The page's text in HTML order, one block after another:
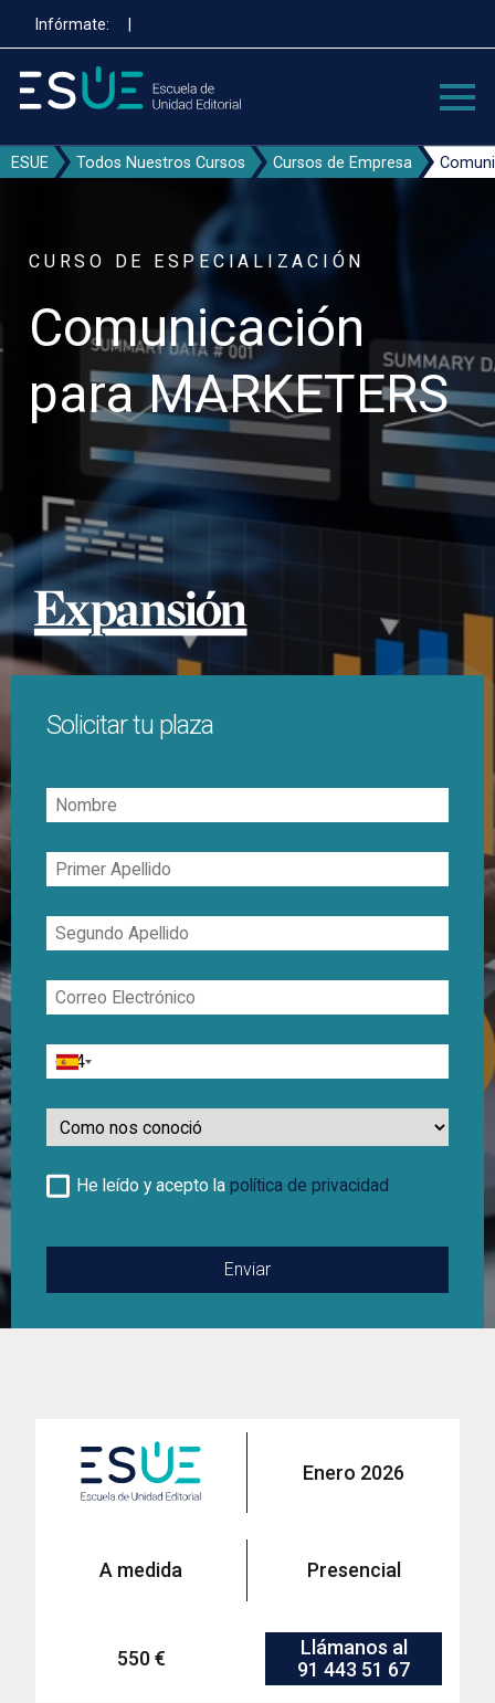
contenido
principal
Infórmate: |
ESUE Todos Nuestros Cursos Cursos de Empresa
CURSO DE ESPECIALIZACIÓN
Comunicación
para MARKETERS
Solicitar tu plaza
Nombre
Primer
Apellido
Segundo
Apellido
Correo
Electrónico
Teléfono
Como
nos
He leído y acepto la política de privacidad
Enero 2026
A medida Presencial
550 €
Llámanos al
91 443 51 67